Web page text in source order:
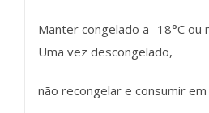
Manter congelado a -18°C ou
Uma vez descongelado,
não recongelar e consumir